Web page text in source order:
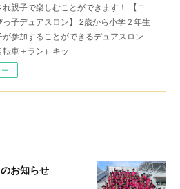
親子で楽しむことができます！ 【ニ
っ子デュアスロン】 2歳から小学２年生
参加することができるデュアスロン
転車＋ラン）キッ
お知らせ